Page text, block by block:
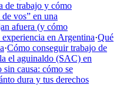
de trabajo y cómo
vos” en una
afuera (y cómo
en Argentina·Qué
·Cómo conseguir trabajo de
el aguinaldo (SAC) en
causa: cómo se
dura y tus derechos